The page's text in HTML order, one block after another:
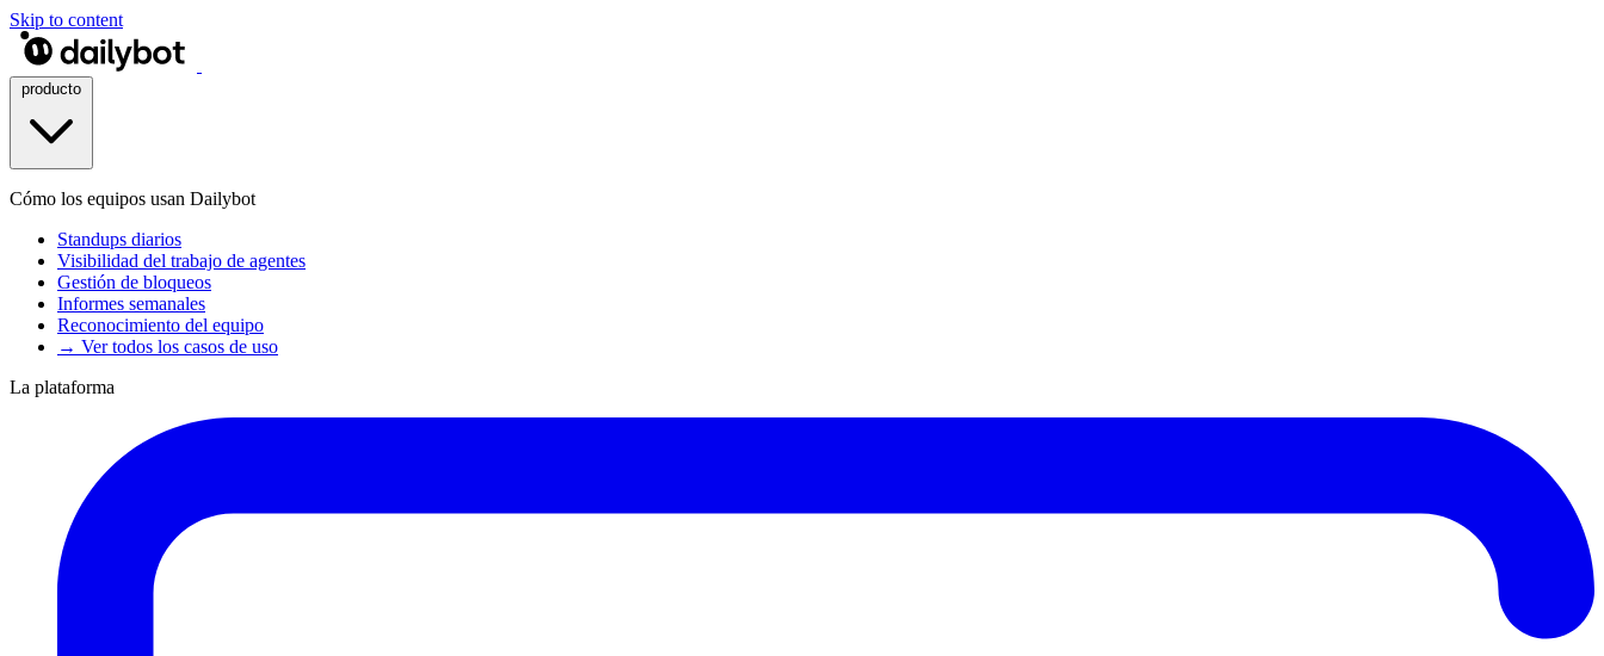
Skip to content
Cómo los equipos usan Dailybot
Standups diarios
Visibilidad del trabajo de agentes
Gestión de bloqueos
Informes semanales
Reconocimiento del equipo
→ Ver todos los casos de uso
La plataforma